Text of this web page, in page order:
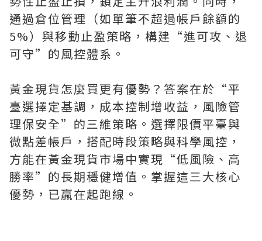
通過倉位管理（如單筆不超過帳戶餘額的
5%）與移動止盈策略，構建“進可攻、退
可守”的風控體系。
黃金現貨怎麼買更有優勢？答案在於“平
臺選擇定基調，成本控制增收益，風險管
理保安全”的三維策略。選擇限價平臺與
微點差帳戶，搭配時段策略與科學風控，
方能在黃金現貨市場中實現“低風險、高
勝率”的長期穩健增值。掌握這三大核心
優勢，已贏在起跑線。